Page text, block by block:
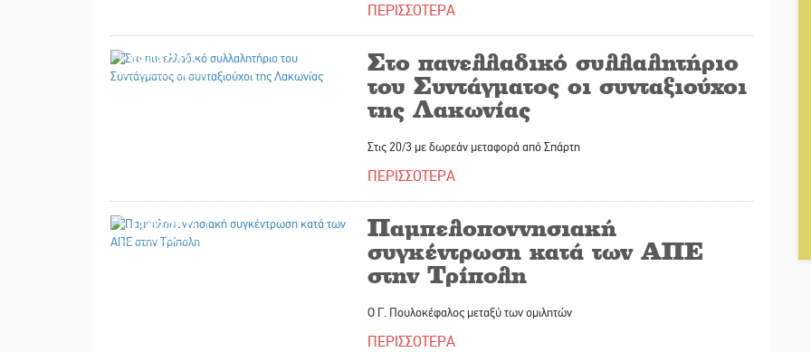
ΠΕΡΙΣΣΟΤΕΡΑ
18/03/2026
Στο πανελλαδικό συλλαλητήριο
του Συντάγματος οι συνταξιούχοι
της Λακωνίας
Στις 20/3 με δωρεάν μεταφορά από Σπάρτη
ΠΕΡΙΣΣΟΤΕΡΑ
18/03/2026
Παμπελοποννησιακή
συγκέντρωση κατά των ΑΠΕ
στην Τρίπολη
Ο Γ. Πουλοκέφαλος μεταξύ των ομιλητών
ΠΕΡΙΣΣΟΤΕΡΑ